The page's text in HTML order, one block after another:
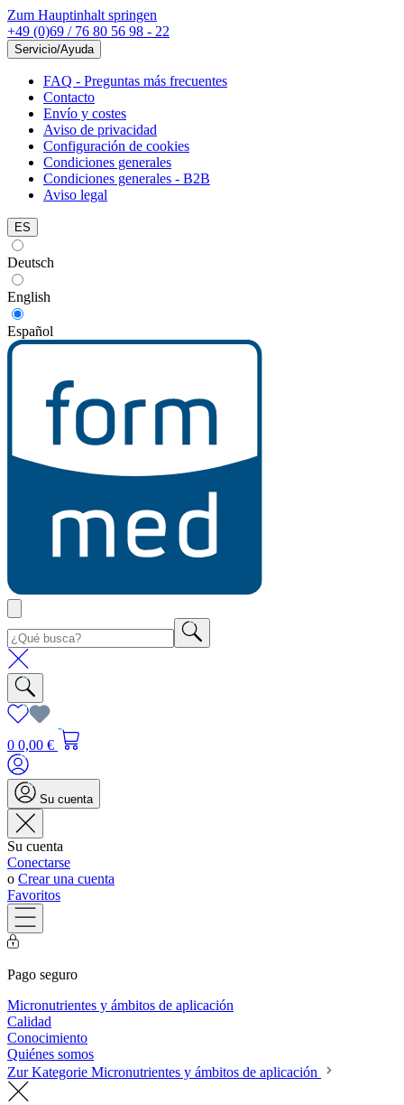
Zum Hauptinhalt springen
+49 (0)69 / 76 80 56 98 - 22
Servicio/Ayuda
FAQ - Preguntas más frecuentes
Contacto
Envío y costes
Aviso de privacidad
Configuración de cookies
Condiciones generales
Condiciones generales - B2B
Aviso legal
ES
Deutsch
English
Español
0 0,00 €
Su cuenta
Su cuenta
Conectarse
o Crear una cuenta
Favoritos
Pago seguro
Micronutrientes y ámbitos de aplicación
Calidad
Conocimiento
Quiénes somos
Zur Kategorie Micronutrientes y ámbitos de aplicación